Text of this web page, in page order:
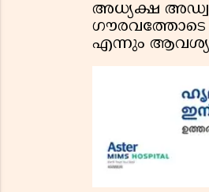
അധ്യക്ഷ അഡ്വ.
ഗൗരവത്തോടെ
എന്നും